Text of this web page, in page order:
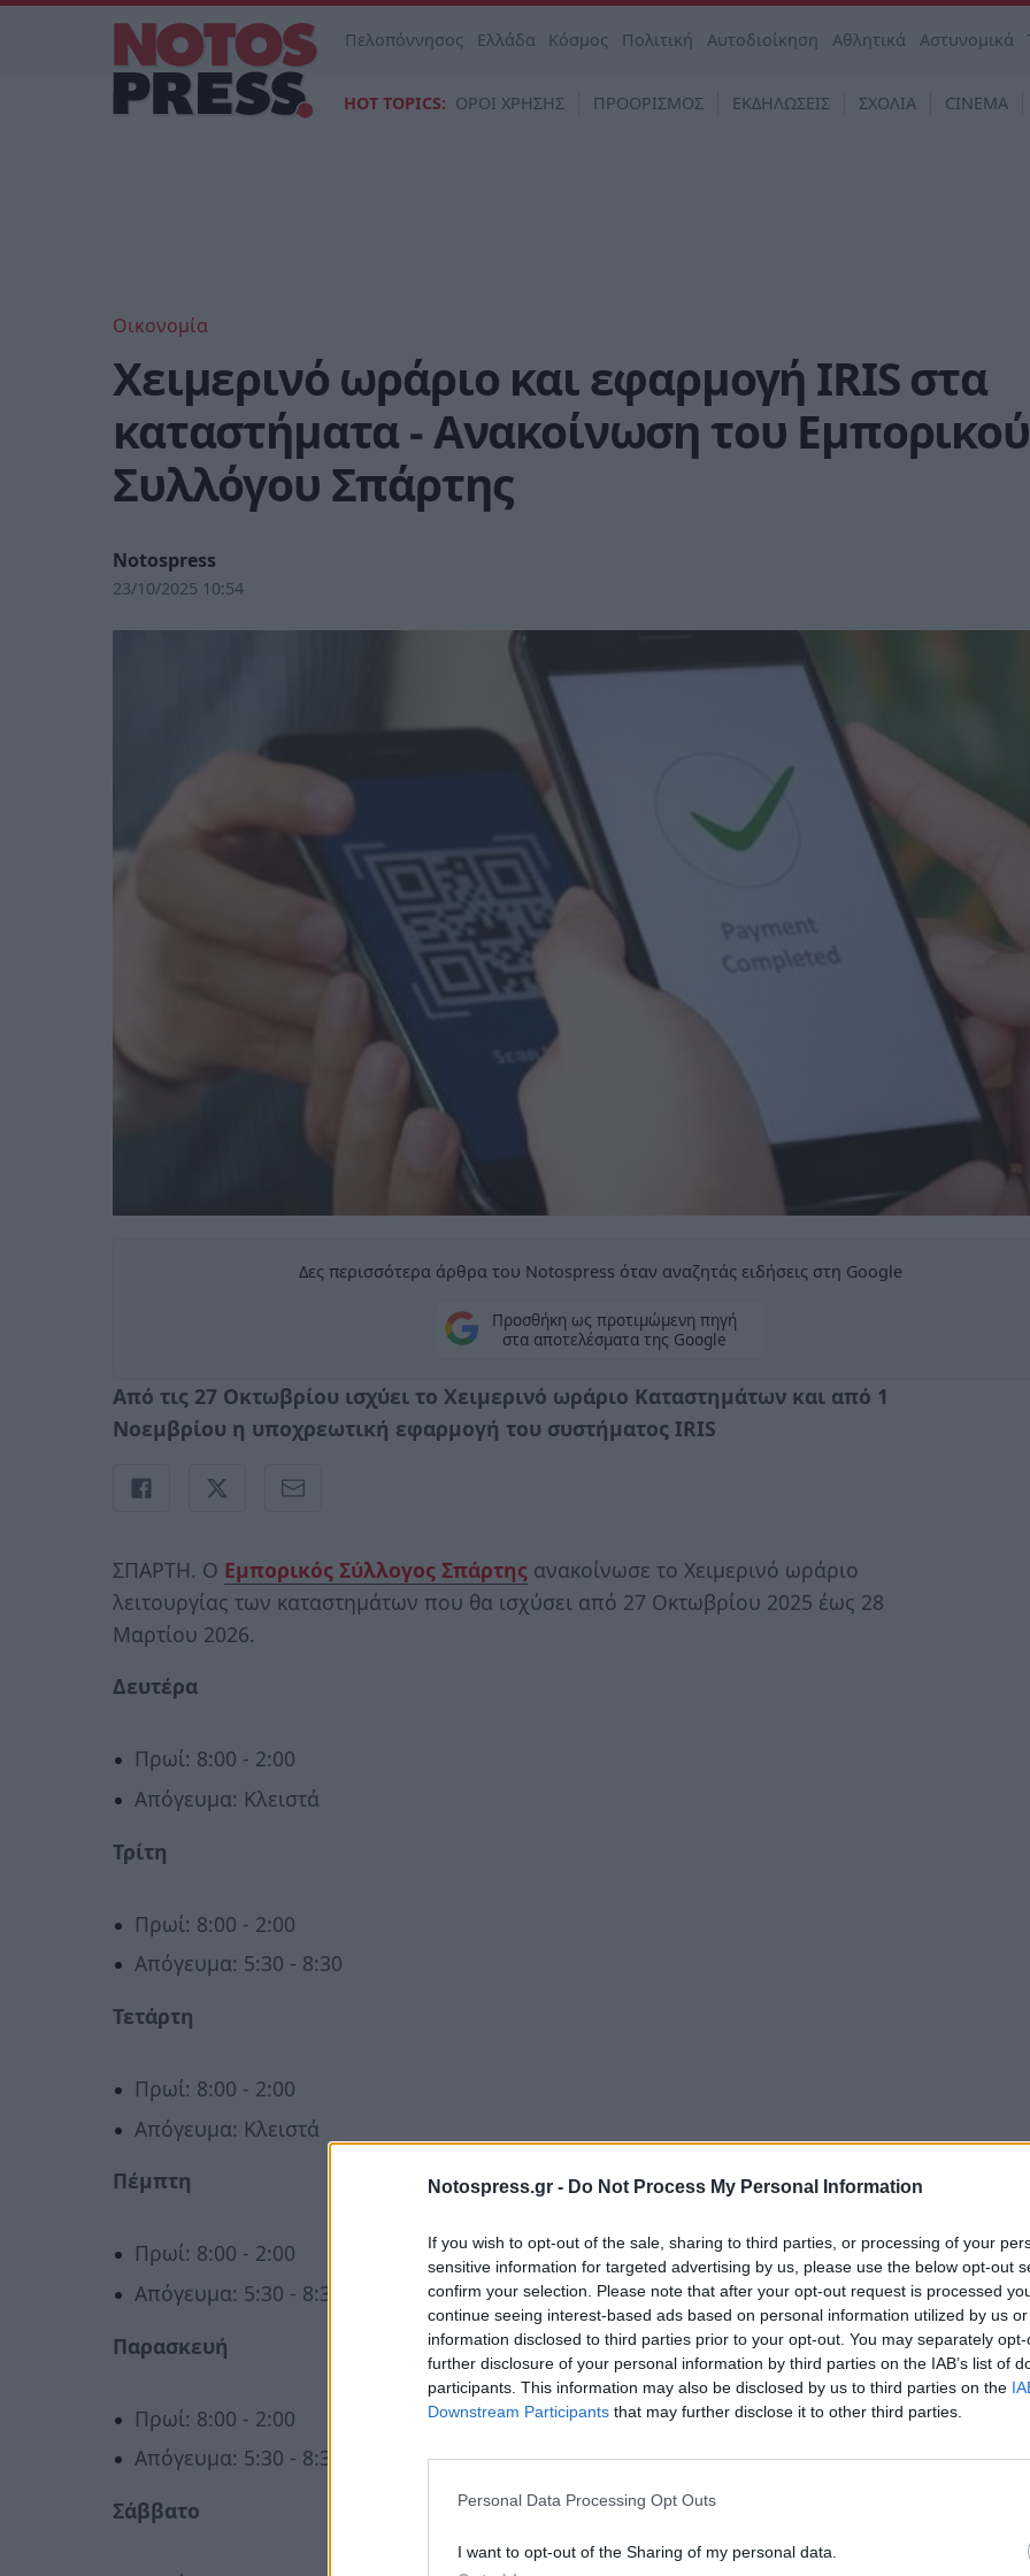
Notospress.gr - Do Not Process My Personal Information
If you wish to opt-out of the sale, sharing to third parties, or processing of your
sensitive information for targeted advertising by us, please use the below opt-out
confirm your selection. Please note that after your opt-out request is processed
continue seeing interest-based ads based on personal information utilized by us
information disclosed to third parties prior to your opt-out. You may separately
further disclosure of your personal information by third parties on the IAB’s list of
participants. This information may also be disclosed by us to third parties on the
Downstream Participants that may further disclose it to other third parties.
Personal Data Processing Opt Outs
I want to opt-out of the Sharing of my personal data.
Πελοπόννησος Ελλάδα Κόσμος Πολιτική Αυτοδιοίκηση Αθλητικά Αστυνομικά
HOT TOPICS: ΟΡΟΙ ΧΡΗΣΗΣ ΠΡΟΟΡΙΣΜΟΣ ΕΚΔΗΛΩΣΕΙΣ ΣΧΟΛΙΑ CINEMA
Οικονομία
Χειμερινό ωράριο και εφαρμογή IRIS στα
καταστήματα - Ανακοίνωση του Εμπορικού
Συλλόγου Σπάρτης
Notospress
23/10/2025 10:54
Δες περισσότερα άρθρα του Notospress όταν αναζητάς ειδήσεις στη Google
Προσθήκη ως προτιμώμενη πηγή
στα αποτελέσματα της Google
Από τις 27 Οκτωβρίου ισχύει το Χειμερινό ωράριο Καταστημάτων και από 1
Νοεμβρίου η υποχρεωτική εφαρμογή του συστήματος IRIS
ΣΠΑΡΤΗ. Ο Εμπορικός Σύλλογος Σπάρτης ανακοίνωσε το Χειμερινό ωράριο
λειτουργίας των καταστημάτων που θα ισχύσει από 27 Οκτωβρίου 2025 έως 28
Μαρτίου 2026.
Δευτέρα
Πρωί: 8:00 - 2:00
Απόγευμα: Κλειστά
Τρίτη
Πρωί: 8:00 - 2:00
Απόγευμα: 5:30 - 8:30
Τετάρτη
Πρωί: 8:00 - 2:00
Απόγευμα: Κλειστά
Πέμπτη
Πρωί: 8:00 - 2:00
Απόγευμα: 5:30 - 8:30
Παρασκευή
Πρωί: 8:00 - 2:00
Απόγευμα: 5:30 - 8:30
Σάββατο